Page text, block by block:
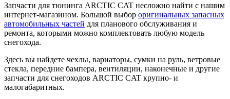
Запчасти для тюнинга ARCTIC CAT несложно найти с нашим
интернет-магазином. Большой выбор оригинальных запасных
автомобильных частей для планового обслуживания и
ремонта, которыми можно комплектовать любую модель
снегохода.
Здесь вы найдете чехлы, вариаторы, сумки на руль, ветровые
стекла, передние бампера, вентиляции, наконечные и другие
запчасти для снегоходов ARCTIC CAT крупно- и
малогабаритных.